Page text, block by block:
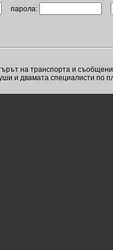
парола:
на транспорта и
и двамата специалисти по